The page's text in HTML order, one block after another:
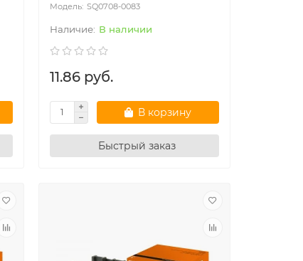
SQ0708-0083
В наличии
11.86 руб.
В корзину
Быстрый заказ